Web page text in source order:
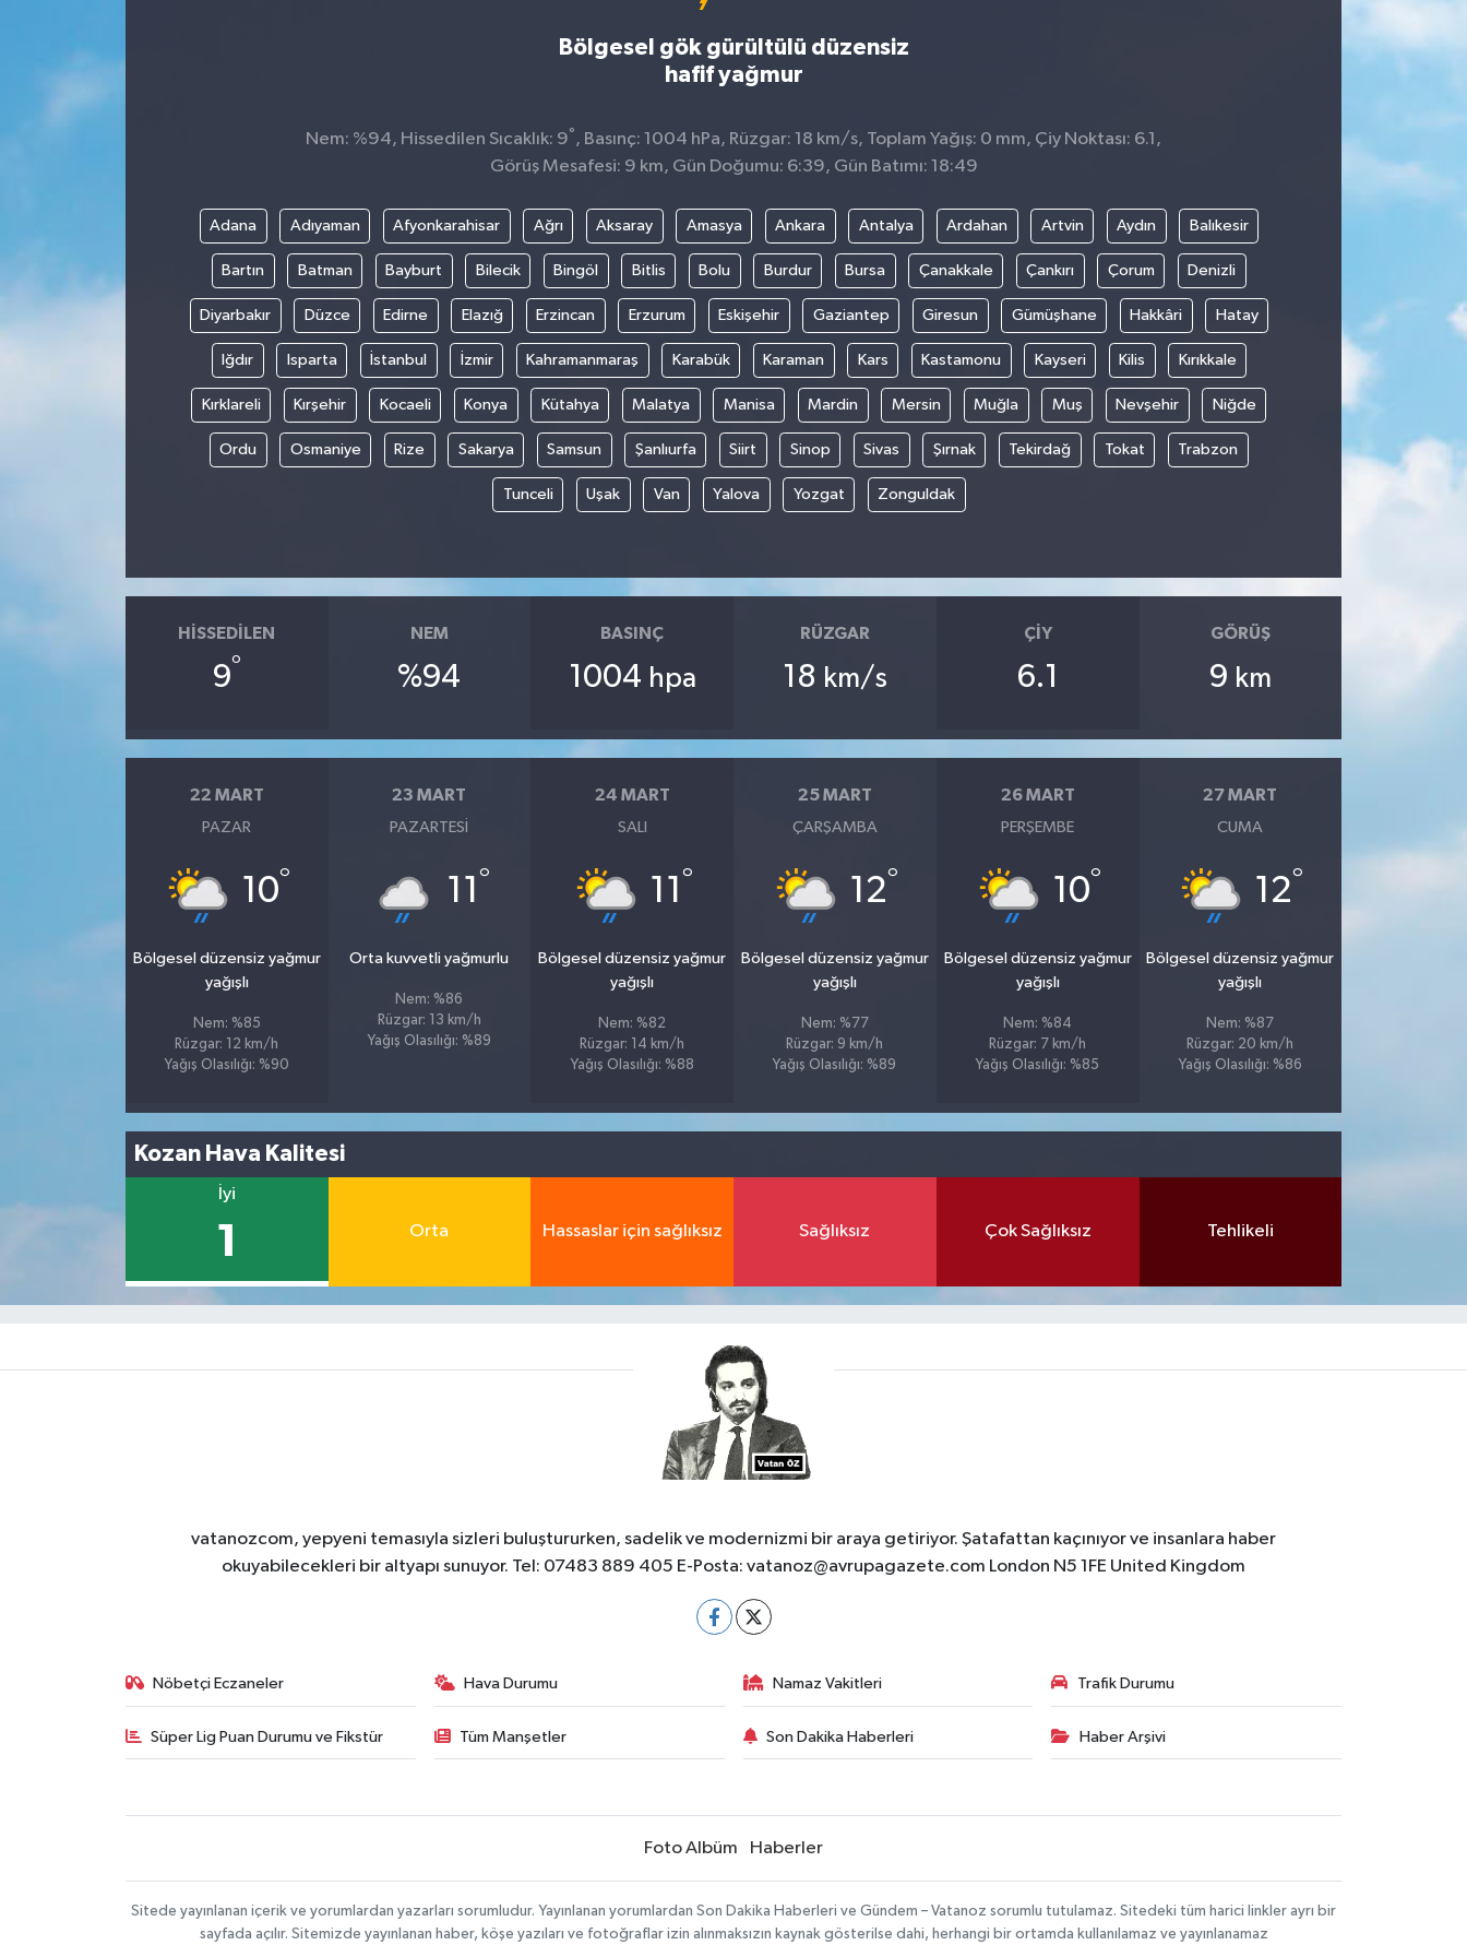
Bölgesel gök gürültülü düzensiz
hafif yağmur
Nem: %94, Hissedilen Sıcaklık: 9° , Basınç: 1004 hPa, Rüzgar: 18 km/s, Toplam Yağış: 0 mm, Çiy Noktası: 6.1,
Görüş Mesafesi: 9 km, Gün Doğumu: 6:39, Gün Batımı: 18:49
Adana Adıyaman Afyonkarahisar Ağrı Aksaray Amasya Ankara Antalya Ardahan Artvin Aydın Balıkesir
Bartın Batman Bayburt Bilecik Bingöl Bitlis Bolu Burdur Bursa Çanakkale Çankırı Çorum Denizli
Diyarbakır Düzce Edirne Elazığ Erzincan Erzurum Eskişehir Gaziantep Giresun Gümüşhane Hakkâri Hatay
Iğdır Isparta İstanbul İzmir Kahramanmaraş Karabük Karaman Kars Kastamonu Kayseri Kilis Kırıkkale
Kırklareli Kırşehir Kocaeli Konya Kütahya Malatya Manisa Mardin Mersin Muğla Muş Nevşehir Niğde
Ordu Osmaniye Rize Sakarya Samsun Şanlıurfa Siirt Sinop Sivas Şırnak Tekirdağ Tokat Trabzon
Tunceli Uşak Van Yalova Yozgat Zonguldak
HISSEDILEN
9°
NEM
%94
BASINÇ
1004 hpa
RÜZGAR
18 km/s
ÇIY
6.1
GÖRÜŞ
9 km
22 MART
PAZAR
10°
Bölgesel düzensiz yağmur
yağışlı
Nem: %85
Rüzgar: 12 km/h
Yağış Olasılığı: %90
23 MART
PAZARTESI
11 °
Orta kuvvetli yağmurlu
Nem: %86
Rüzgar: 13 km/h
Yağış Olasılığı: %89
24 MART
SALI
11 °
Bölgesel düzensiz yağmur
yağışlı
Nem: %82
Rüzgar: 14 km/h
Yağış Olasılığı: %88
25 MART
ÇARŞAMBA
12°
Bölgesel düzensiz yağmur
yağışlı
Nem: %77
Rüzgar: 9 km/h
Yağış Olasılığı: %89
26 MART
PERŞEMBE
10°
Bölgesel düzensiz yağmur
yağışlı
Nem: %84
Rüzgar: 7 km/h
Yağış Olasılığı: %85
27 MART
CUMA
12°
Bölgesel düzensiz yağmur
yağışlı
Nem: %87
Rüzgar: 20 km/h
Yağış Olasılığı: %86
Kozan Hava Kalitesi
İyi
1 Orta Hassaslar için sağlıksız Sağlıksız Çok Sağlıksız Tehlikeli
vatanozcom, yepyeni temasıyla sizleri buluştururken, sadelik ve modernizmi bir araya getiriyor. Şatafattan kaçınıyor ve insanlara haber
okuyabilecekleri bir altyapı sunuyor. Tel: 07483 889 405 E-Posta: vatanoz@avrupagazete.com London N5 1FE United Kingdom
Nöbetçi Eczaneler Hava Durumu Namaz Vakitleri Trafik Durumu
Süper Lig Puan Durumu ve Fikstür Tüm Manşetler Son Dakika Haberleri Haber Arşivi
Foto Albüm Haberler
Sitede yayınlanan içerik ve yorumlardan yazarları sorumludur. Yayınlanan yorumlardan Son Dakika Haberleri ve Gündem – Vatanoz sorumlu tutulamaz. Sitedeki tüm harici linkler ayrı bir
sayfada açılır. Sitemizde yayınlanan haber, köşe yazıları ve fotoğraflar izin alınmaksızın kaynak gösterilse dahi, herhangi bir ortamda kullanılamaz ve yayınlanamaz